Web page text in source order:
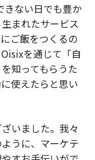
きない日でも豊か
まれたサービス
ご飯をつくるの
を通じて「自
知ってもらうた
使えたらと思い
いました。我々
うに、マーケテ